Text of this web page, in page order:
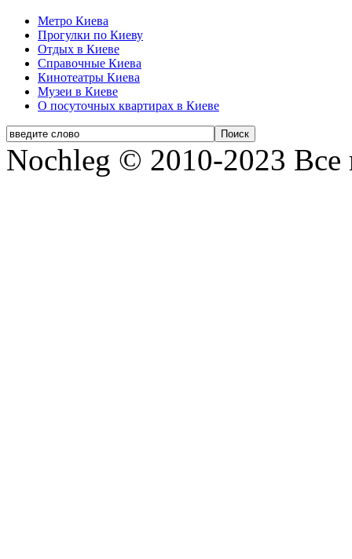
Метро Киева
Прогулки по Киеву
Отдых в Киеве
Справочные Киева
Кинотеатры Киева
Музеи в Киеве
О посуточных квартирах в Киеве
Nochleg © 2010-2023